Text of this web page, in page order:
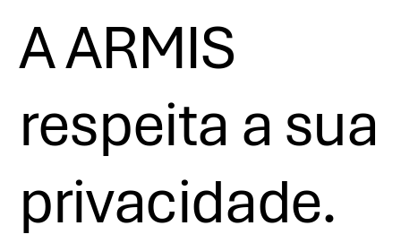
A ARMIS
respeita a sua
privacidade.